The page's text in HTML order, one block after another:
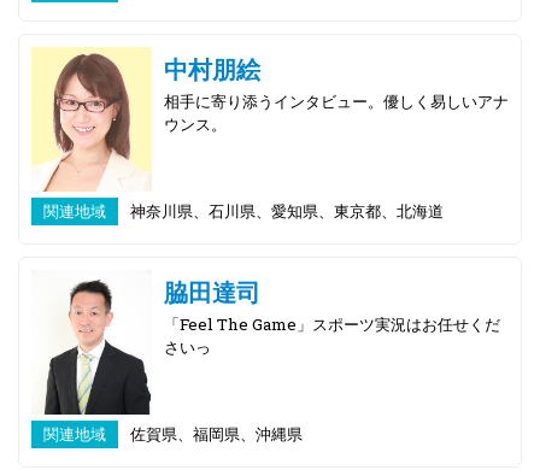
中村朋絵
相手に寄り添うインタビュー。優しく易しいアナ
ウンス。
関連地域 神奈川県、石川県、愛知県、東京都、北海道
脇田達司
「Feel The Game」スポーツ実況はお任せくだ
さいっ
関連地域 佐賀県、福岡県、沖縄県